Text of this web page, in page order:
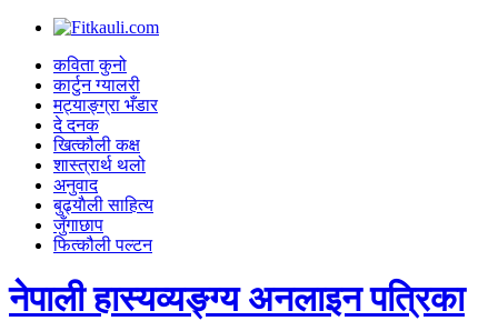
कविता कुनो
कार्टुन ग्यालरी
मट्याङ्ग्रा भँडार
दे दनक
खित्कौली कक्ष
शास्त्रार्थ थलो
अनुवाद
बुढ्याैली साहित्य
जुँगाछाप
फित्कौली पल्टन
नेपाली हास्यव्यङ्ग्य अनलाइन पत्रिका